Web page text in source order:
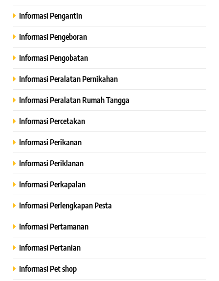
Informasi Pengantin
Informasi Pengeboran
Informasi Pengobatan
Informasi Peralatan Pernikahan
Informasi Peralatan Rumah Tangga
Informasi Percetakan
Informasi Perikanan
Informasi Periklanan
Informasi Perkapalan
Informasi Perlengkapan Pesta
Informasi Pertamanan
Informasi Pertanian
Informasi Pet shop